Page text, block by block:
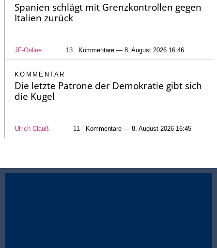
Spanien schlägt mit Grenzkontrollen gegen
Italien zurück
JF-Online 13 Kommentare — 8. August 2026 16:46
KOMMENTAR
Die letzte Patrone der Demokratie gibt sich
die Kugel
Ulrich Clauß 11 Kommentare — 8. August 2026 16:45